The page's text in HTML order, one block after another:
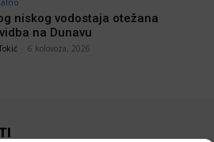
niskog vodostaja otežana
na Dunavu
6 kolovoza, 2026